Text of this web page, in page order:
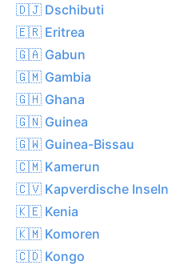
🇩🇯 Dschibuti
🇪🇷 Eritrea
🇬🇦 Gabun
🇬🇲 Gambia
🇬🇭 Ghana
🇬🇳 Guinea
🇬🇼 Guinea-Bissau
🇨🇲 Kamerun
🇨🇻 Kapverdische Inseln
🇰🇪 Kenia
🇰🇲 Komoren
🇨🇩 Kongo